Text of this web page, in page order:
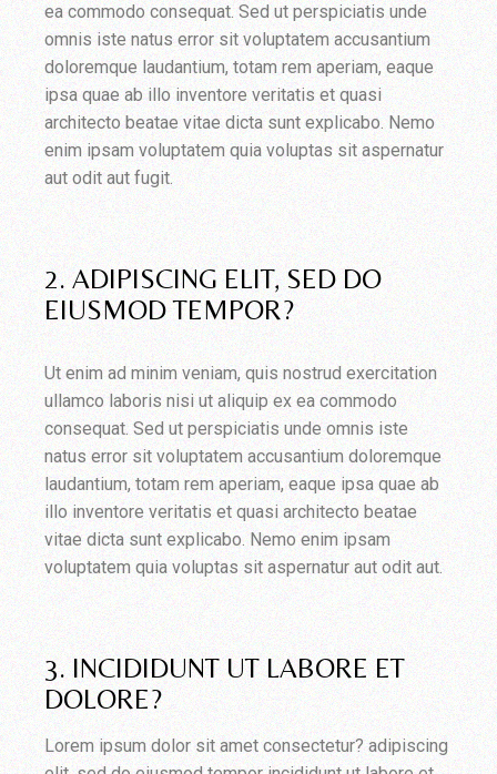
ea commodo consequat. Sed ut perspiciatis unde
omnis iste natus error sit voluptatem accusantium
doloremque laudantium, totam rem aperiam, eaque
ipsa quae ab illo inventore veritatis et quasi
architecto beatae vitae dicta sunt explicabo. Nemo
enim ipsam voluptatem quia voluptas sit aspernatur
aut odit aut fugit.
2. ADIPISCING ELIT, SED DO
EIUSMOD TEMPOR?
Ut enim ad minim veniam, quis nostrud exercitation
ullamco laboris nisi ut aliquip ex ea commodo
consequat. Sed ut perspiciatis unde omnis iste
natus error sit voluptatem accusantium doloremque
laudantium, totam rem aperiam, eaque ipsa quae ab
illo inventore veritatis et quasi architecto beatae
vitae dicta sunt explicabo. Nemo enim ipsam
voluptatem quia voluptas sit aspernatur aut odit aut.
3. INCIDIDUNT UT LABORE ET
DOLORE?
Lorem ipsum dolor sit amet consectetur? adipiscing